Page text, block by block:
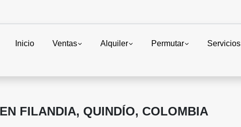
Inicio Ventas Alquiler Permutar Servicios
FILANDIA, QUINDÍO, COLOMBIA